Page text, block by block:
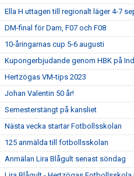
Ella H uttagen till regionalt läger 4-7
DM-final för Dam, F07 och F08
10-åringarnas cup 5-6 augusti
Kupongerbjudande genom HBK på
Hertzögas VM-tips 2023
Johan Valentin 50 år!
Semesterstängt på kansliet
Nästa vecka startar Fotbollsskolan
125 anmälda till fotbollsskolan
Anmälan Lira Blågult senast söndag